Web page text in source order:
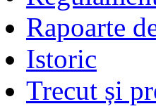
Rapoarte
Istoric
Trecut și